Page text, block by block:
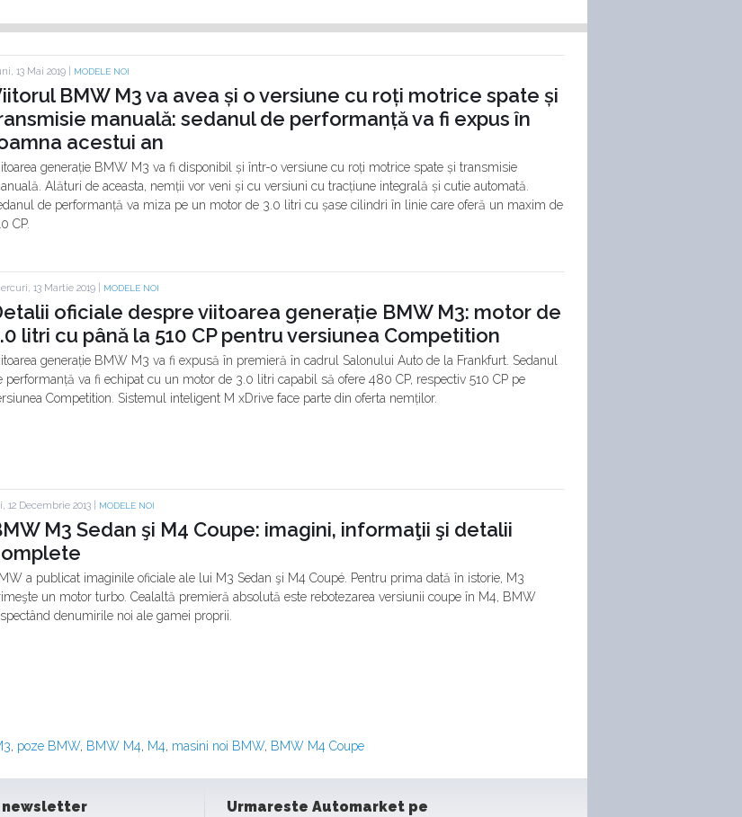
13 Mai 2019 | MODELE NOI
BMW M3 va avea și o versiune cu roți motrice spate și
manuală: sedanul de performanță va fi expus în
acestui an
generație BMW M3 va fi disponibil și într-o versiune cu roți motrice spate și transmisie
Alături de aceasta, nemții vor veni și cu versiuni cu tracțiune integrală și cutie automată.
de performanță va miza pe un motor de 3.0 litri cu șase cilindri în linie care oferă un maxim de
CP.
13 Martie 2019 | MODELE NOI
oficiale despre viitoarea generație BMW M3: motor de
litri cu până la 510 CP pentru versiunea Competition
generație BMW M3 va fi expusă în premieră în cadrul Salonului Auto de la Frankfurt. Sedanul
performanță va fi echipat cu un motor de 3.0 litri capabil să ofere 480 CP, respectiv 510 CP pe
Competition. Sistemul inteligent M xDrive face parte din oferta nemților.
12 Decembrie 2013 | MODELE NOI
M3 Sedan şi M4 Coupe: imagini, informaţii şi detalii
a publicat imaginile oficiale ale lui M3 Sedan şi M4 Coupé. Pentru prima dată în istorie, M3
un motor turbo. Cealaltă premieră absolută este rebotezarea versiunii coupe în M4, BMW
denumirile noi ale gamei proprii.
, poze BMW, BMW M4, M4, masini noi BMW, BMW M4 Coupe
newsletter Urmareste Automarket pe